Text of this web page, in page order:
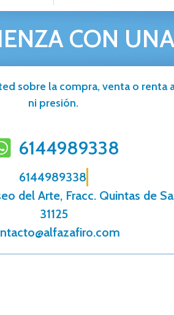
CON
sobre la compra, venta o renta
ni presión.
6144989338
6144989338
del Arte, Fracc. Quintas de
31125